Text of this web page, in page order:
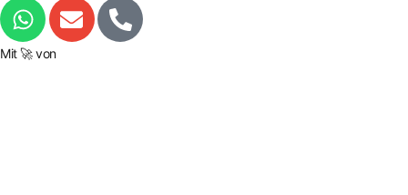
Mit 🚀 von